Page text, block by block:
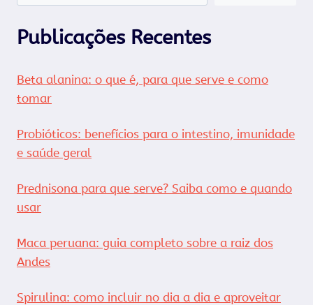
Publicações Recentes
Beta alanina: o que é, para que serve e como
tomar
Probióticos: benefícios para o intestino, imunidade
e saúde geral
Prednisona para que serve? Saiba como e quando
usar
Maca peruana: guia completo sobre a raiz dos
Andes
Spirulina: como incluir no dia a dia e aproveitar